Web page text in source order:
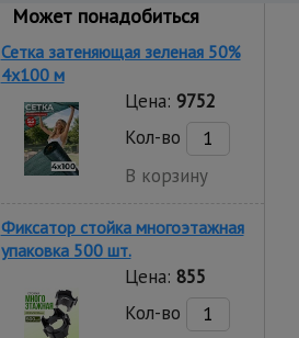
Может понадобиться
Сетка затеняющая зеленая 50%
4х100 м
Цена: 9752
Кол-во
В корзину
Фиксатор стойка многоэтажная
упаковка 500 шт.
Цена: 855
Кол-во